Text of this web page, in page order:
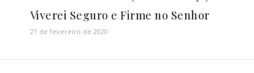
Viverei Seguro e Firme no Senhor
21 de fevereiro de 2020